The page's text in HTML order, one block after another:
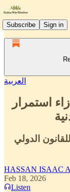
Subscribe Sign in
العربية
استمرار
الدولي
HASSAN ISAAC
Feb 18, 2026
Listen